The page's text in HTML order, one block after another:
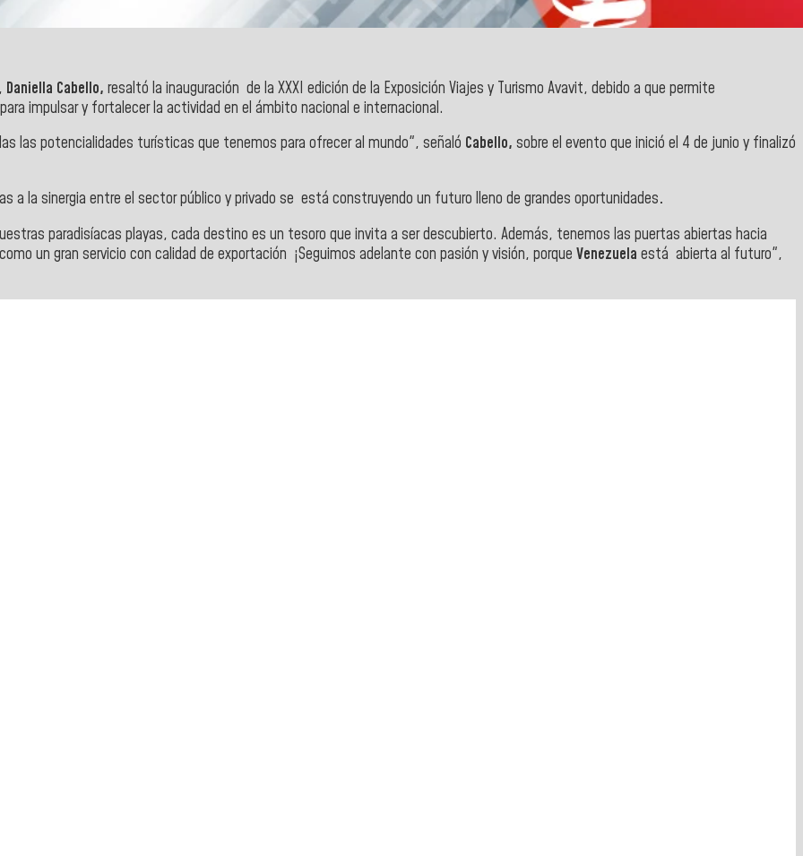
Daniella Cabello, resaltó la inauguración de la XXXI edición de la Exposición Viajes y Turismo Avavit, debido a que permite
para impulsar y fortalecer la actividad en el ámbito nacional e internacional.
las potencialidades turísticas que tenemos para ofrecer al mundo", señaló Cabello, sobre el evento que inició el 4 de junio y finalizó
a la sinergia entre el sector público y privado se está construyendo un futuro lleno de grandes oportunidades.
paradisíacas playas, cada destino es un tesoro que invita a ser descubierto. Además, tenemos las puertas abiertas hacia
como un gran servicio con calidad de exportación ¡Seguimos adelante con pasión y visión, porque Venezuela está abierta al futuro",